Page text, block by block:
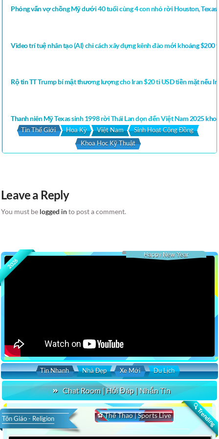
Phỏng vấn vợ chồng Mỹ dưới 40 tuổi cùng 4 con nhỏ rời Houston,
Video trí tuệ nhân tạo (AI) chỉ cách xây dựng kênh đào mới khoảng
Rộ tin TT Trump bí mật thương lượng cho Iran $20 tỉ USD tiền mặt nếu
Thanh niên Mỹ Texas sinh 1998 rời Thái Lan dọn đến Việt Nam 2025
Tin Thế Giới Hoa Kỳ Việt Nam
Sinh Hoạt Cộng Đồng
Khoa Học Kỹ Thuật
Leave a Reply
You must be logged in to post a comment.
2026
Happy New Year
Tin Nhanh Nhà Đẹp Xe Mới Du Lịch
Chat Room | Hỏi Đáp | Nhắn Tin
🔍 Trending
⚽ Thể Thao | Sports Live
Tôn Giáo - Religion